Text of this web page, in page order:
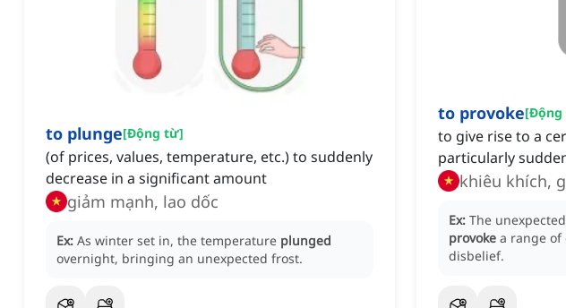
to plunge[Động từ]
(of prices, values, temperature, etc.) to suddenly
decrease in a significant amount
giảm mạnh, lao dốc
Ex: As winter set in, the temperature plunged
overnight, bringing an unexpected frost.
to provoke[
to give rise to a
particularly
khiêu khích,
Ex: The
provoke a range of
disbelief.